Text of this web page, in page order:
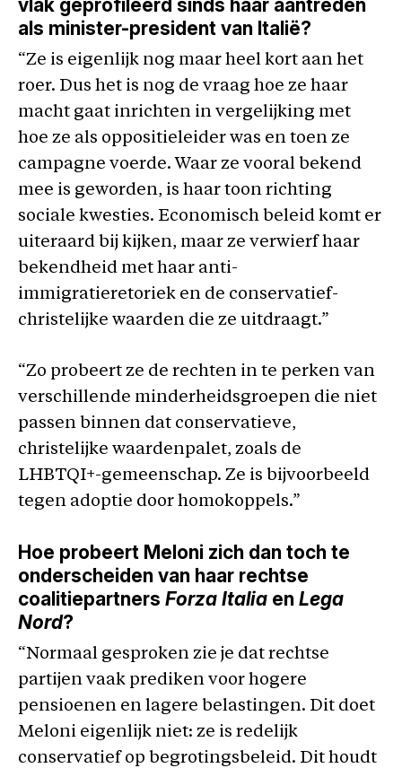
vlak geprofileerd sinds haar aantreden
als minister-president van Italië?
“Ze is eigenlijk nog maar heel kort aan het
roer. Dus het is nog de vraag hoe ze haar
macht gaat inrichten in vergelijking met
hoe ze als oppositieleider was en toen ze
campagne voerde. Waar ze vooral bekend
mee is geworden, is haar toon richting
sociale kwesties. Economisch beleid komt er
uiteraard bij kijken, maar ze verwierf haar
bekendheid met haar anti-
immigratieretoriek en de conservatief-
christelijke waarden die ze uitdraagt.”
“Zo probeert ze de rechten in te perken van
verschillende minderheidsgroepen die niet
passen binnen dat conservatieve,
christelijke waardenpalet, zoals de
LHBTQI+-gemeenschap. Ze is bijvoorbeeld
tegen adoptie door homokoppels.”
Hoe probeert Meloni zich dan toch te
onderscheiden van haar rechtse
coalitiepartners Forza Italia en Lega
Nord?
“Normaal gesproken zie je dat rechtse
partijen vaak prediken voor hogere
pensioenen en lagere belastingen. Dit doet
Meloni eigenlijk niet: ze is redelijk
conservatief op begrotingsbeleid. Dit houdt